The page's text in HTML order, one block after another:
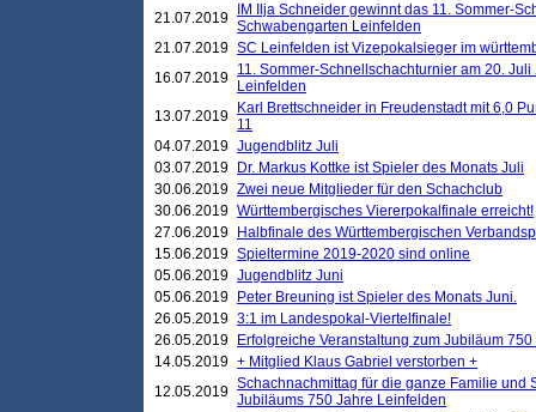
21.07.2019
IM Ilja Schneider gewinnt das 11. Sommer-
Schwabengarten Leinfelden
21.07.2019 SC Leinfelden ist Vizepokalsieger im
16.07.2019 11. Sommer-Schnellschachturnier am 20.
Leinfelden
13.07.2019
Karl Brettschneider in Freudenstadt mit 6,0
11
04.07.2019 Jugendblitz Juli
03.07.2019
Dr. Markus Kottke ist Spieler des Monats Juli
30.06.2019 Zwei neue Mitglieder für den Schachclub
30.06.2019 Württembergisches Viererpokalfinale erreicht!
27.06.2019
Halbfinale des Württembergischen
15.06.2019 Spieltermine 2019-2020 sind online
05.06.2019 Jugendblitz Juni
05.06.2019
Peter Breuning ist Spieler des Monats Juni.
26.05.2019 3:1 im Landespokal-Viertelfinale!
26.05.2019
Erfolgreiche Veranstaltung zum Jubiläum
14.05.2019 + Mitglied Klaus Gabriel verstorben +
12.05.2019 Schachnachmittag für die ganze Familie und
Jubiläums 750 Jahre Leinfelden